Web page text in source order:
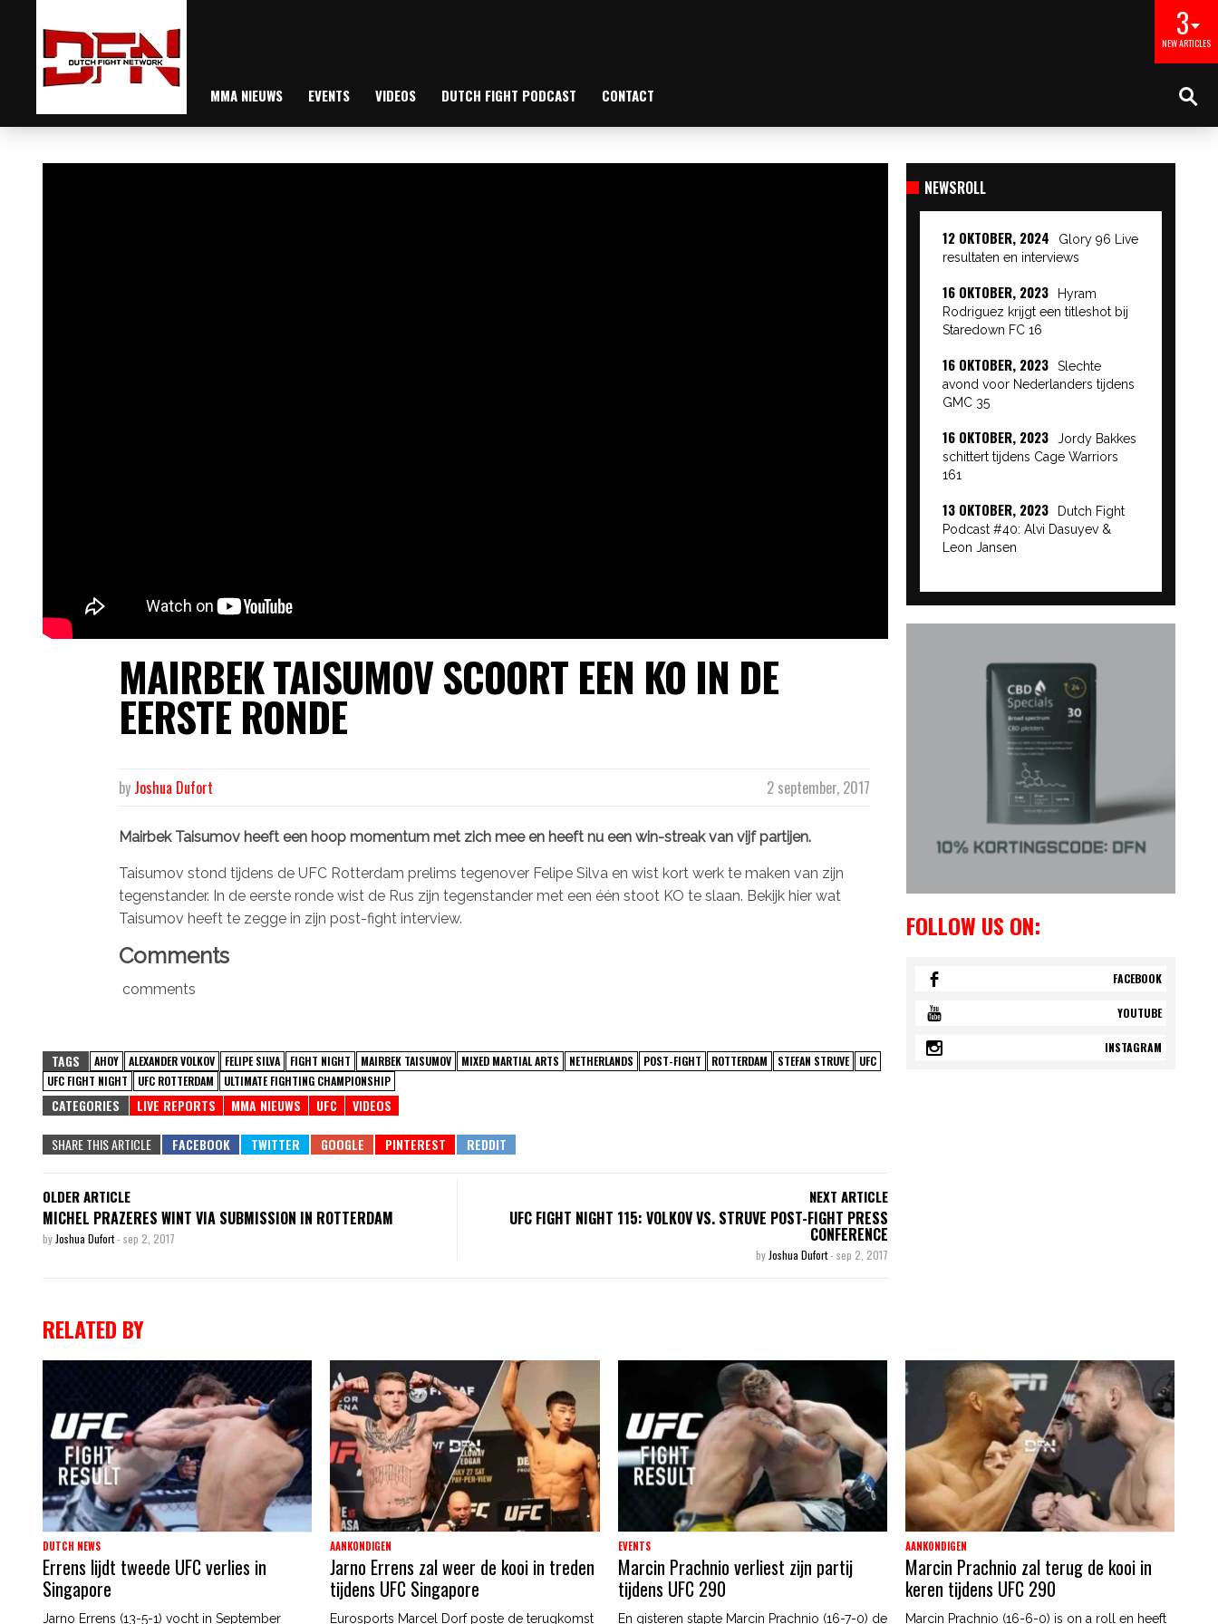
3
NEW ARTICLES
MMA NIEUWS EVENTS VIDEOS DUTCH FIGHT PODCAST CONTACT
MAIRBEK TAISUMOV SCOORT EEN KO IN DE
EERSTE RONDE
2 september, 2017
by Joshua Dufort
Mairbek Taisumov heeft een hoop momentum met zich mee en heeft nu een win-streak van vijf partijen.
Taisumov stond tijdens de UFC Rotterdam prelims tegenover Felipe Silva en wist kort werk te maken van zijn
tegenstander. In de eerste ronde wist de Rus zijn tegenstander met een één stoot KO te slaan. Bekijk hier wat
Taisumov heeft te zegge in zijn post-fight interview.
Comments
comments
TAGS AHOY ALEXANDER VOLKOV FELIPE SILVA FIGHT NIGHT MAIRBEK TAISUMOV MIXED MARTIAL ARTS NETHERLANDS POST-FIGHT ROTTERDAM STEFAN STRUVE
UFC
UFC FIGHT NIGHT
UFC ROTTERDAM ULTIMATE FIGHTING CHAMPIONSHIP
CATEGORIES LIVE REPORTS MMA NIEUWS UFC VIDEOS
SHARE THIS ARTICLE
OLDER ARTICLE
MICHEL PRAZERES WINT VIA SUBMISSION IN ROTTERDAM
by Joshua Dufort- sep 2, 2017
NEXT ARTICLE
UFC FIGHT NIGHT 115: VOLKOV VS. STRUVE POST-FIGHT PRESS
CONFERENCE
by Joshua Dufort- sep 2, 2017
NEWSROLL
12 OKTOBER, 2024
Glory 96 Live
resultaten en interviews
16 OKTOBER, 2023
Hyram
Rodriguez krijgt een titleshot bij
Staredown FC 16
16 OKTOBER, 2023
Slechte
avond voor Nederlanders tijdens
GMC 35
16 OKTOBER, 2023
Jordy Bakkes
schittert tijdens Cage Warriors
161
13 OKTOBER, 2023
Dutch Fight
Podcast #40: Alvi Dasuyev &
Leon Jansen
FOLLOW US ON:
FACEBOOK
YOUTUBE
INSTAGRAM
RELATED BY
DUTCH NEWS
Errens lijdt tweede UFC verlies in
Singapore
Jarno Errens (13-5-1) vocht in September
AANKONDIGEN
Jarno Errens zal weer de kooi in treden
tijdens UFC Singapore
Eurosports Marcel Dorf poste de terugkomst
EVENTS
Marcin Prachnio verliest zijn partij
tijdens UFC 290
En gisteren stapte Marcin Prachnio (16-7-0) de
AANKONDIGEN
Marcin Prachnio zal terug de kooi in
keren tijdens UFC 290
Marcin Prachnio (16-6-0) is on a roll en heeft